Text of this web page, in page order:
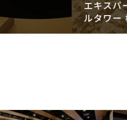
エキスパートオフィス名
ルタワー 様